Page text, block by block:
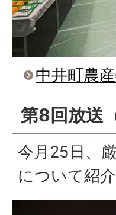
中井町農
第8回放送
今月25日、
について紹